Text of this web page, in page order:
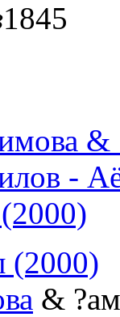
1845
(2000)
&